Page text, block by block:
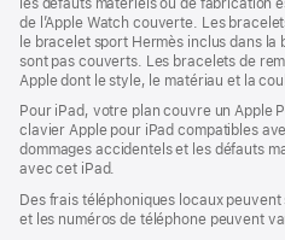
de l’Apple Watch couverte. Les
le bracelet sport Hermès inclus dans la
sont pas couverts. Les bracelets de
Apple dont le style, le matériau et la
Pour iPad, votre plan couvre un Apple
clavier Apple pour iPad compatibles
dommages accidentels et les défauts
avec cet iPad.
Des frais téléphoniques locaux
et les numéros de téléphone peuvent